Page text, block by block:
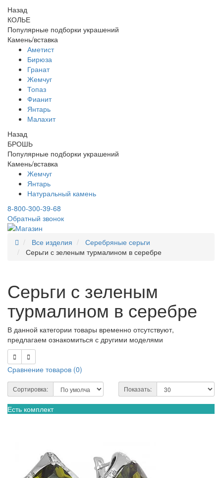
Назад
КОЛЬЕ
Популярные подборки украшений
Камень/вставка
Аметист
Бирюза
Гранат
Жемчуг
Топаз
Фианит
Янтарь
Малахит
Назад
БРОШЬ
Популярные подборки украшений
Камень/вставка
Жемчуг
Янтарь
Натуральный камень
8-800-300-39-68
Обратный звонок
Все изделия
Серебряные серьги
Серьги с зеленым турмалином в серебре
Серьги с зеленым
турмалином в серебре
В данной категории товары временно отсутствуют,
предлагаем ознакомиться с другими моделями
Сравнение товаров (0)
Сортировка: Показать:
Есть комплект